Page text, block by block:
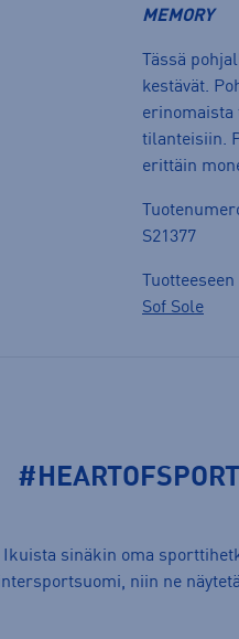
MEMORY
Tässä
kestävät.
tilanteisiin.
erittäin
S21377
Sof Sole
#HEARTOFSPORT
sinäkin oma
niin ne